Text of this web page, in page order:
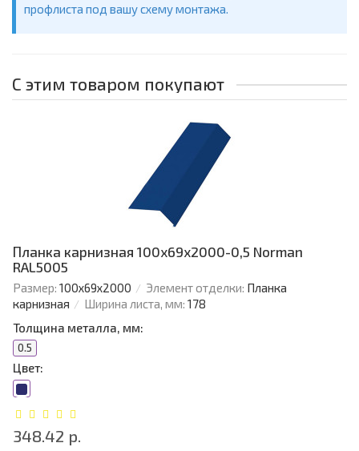
профлиста под вашу схему монтажа.
С этим товаром покупают
Планка карнизная 100х69х2000-0,5 Norman
RAL5005
Размер: 100х69х2000 Элемент отделки: Планка
карнизная
Ширина листа, мм: 178
Толщина металла, мм:
0.5
Цвет:
348.42 р.